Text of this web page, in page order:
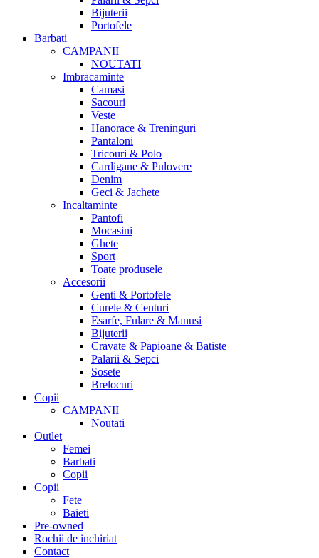
Bijuterii
Portofele
Barbati
CAMPANII
NOUTATI
Imbracaminte
Camasi
Sacouri
Veste
Hanorace & Treninguri
Pantaloni
Tricouri & Polo
Cardigane & Pulovere
Denim
Geci & Jachete
Incaltaminte
Pantofi
Mocasini
Ghete
Sport
Toate produsele
Accesorii
Genti & Portofele
Curele & Centuri
Esarfe, Fulare & Manusi
Bijuterii
Cravate & Papioane & Batiste
Palarii & Sepci
Sosete
Brelocuri
Copii
CAMPANII
Noutati
Outlet
Femei
Barbati
Copii
Copii
Fete
Baieti
Pre-owned
Rochii de inchiriat
Contact